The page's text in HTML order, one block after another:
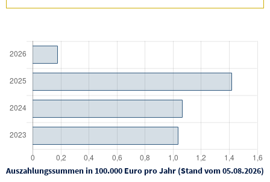
Auszahlungssummen in 100.000 Euro pro Jahr (Stand vom 05.08.2026)